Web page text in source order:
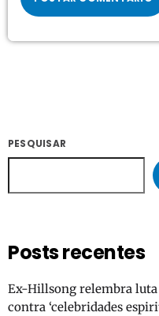
PESQUISAR
Posts recentes
Ex-Hillsong relembra
contra ‘celebridades